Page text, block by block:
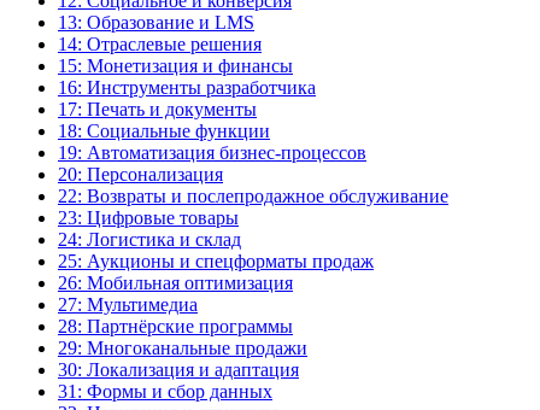
13: Образование и LMS
14: Отраслевые решения
15: Монетизация и финансы
16: Инструменты разработчика
17: Печать и документы
18: Социальные функции
19: Автоматизация бизнес-процессов
20: Персонализация
22: Возвраты и послепродажное обслуживание
23: Цифровые товары
24: Логистика и склад
25: Аукционы и спецформаты продаж
26: Мобильная оптимизация
27: Мультимедиа
28: Партнёрские программы
29: Многоканальные продажи
30: Локализация и адаптация
31: Формы и сбор данных